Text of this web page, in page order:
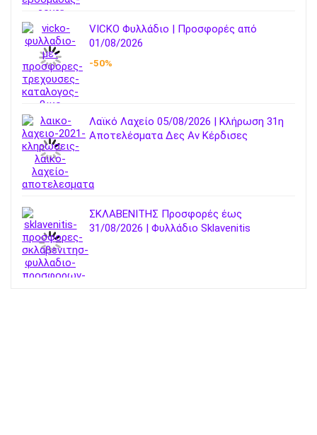
VICKO Φυλλάδιο | Προσφορές από
01/08/2026
-50%
Λαϊκό Λαχείο 05/08/2026 | Κλήρωση 31η
Αποτελέσματα Δες Αν Κέρδισες
ΣΚΛΑΒΕΝΙΤΗΣ Προσφορές έως
31/08/2026 | Φυλλάδιο Sklavenitis